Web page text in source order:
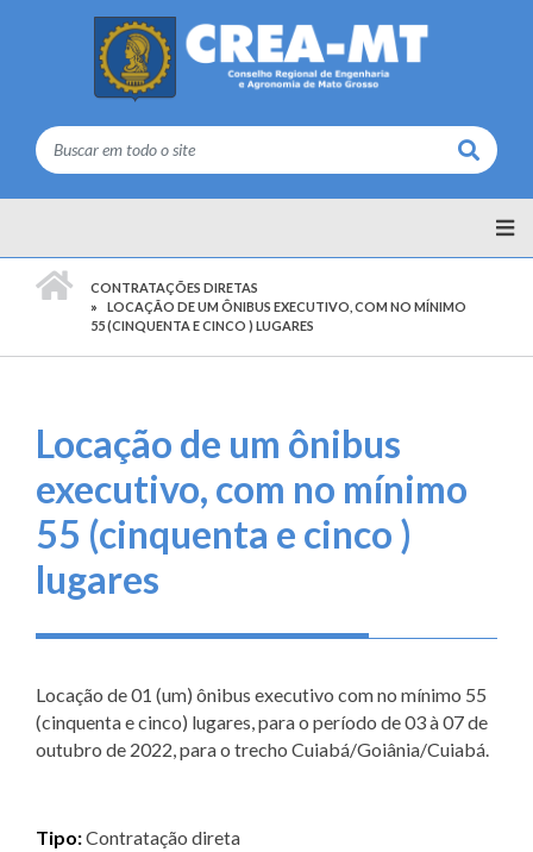
Buscar
CONTRATAÇÕES DIRETAS
LOCAÇÃO DE UM ÔNIBUS EXECUTIVO, COM NO MÍNIMO
55 (CINQUENTA E CINCO ) LUGARES
Locação de um ônibus
executivo, com no mínimo
55 (cinquenta e cinco )
lugares
Locação de 01 (um) ônibus executivo com no mínimo 55
(cinquenta e cinco) lugares, para o período de 03 à 07 de
outubro de 2022, para o trecho Cuiabá/Goiânia/Cuiabá.
Tipo:Contratação direta